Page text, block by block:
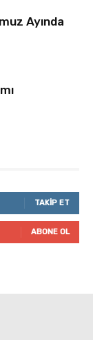
Ayında
TAKIP ET
ABONE OL